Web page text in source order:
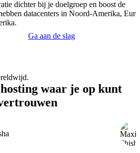
dichter bij je doelgroep en boost de
datacenters in Noord-Amerika,
Ga aan de slag
waar je op kunt